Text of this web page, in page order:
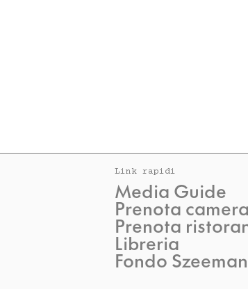
Link rapidi
Media Guide
Prenota camera
Prenota
Libreria
Fondo